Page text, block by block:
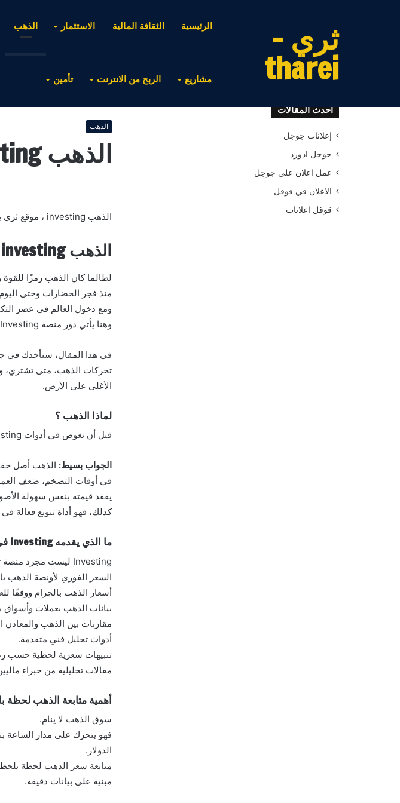
ثري -
tharei
الرئيسية الثقافة المالية الاستثمار الذهب
مشاريع الربح من الانترنت تأمين
الذهب
الذهب investing
الذهب investing ، موقع ثري يقدم لك عزيزي الزائر دليلك الشامل لفهم السوق الذهبي من خلال منصة واحدة .
الذهب investing
لطالما كان الذهب رمزًا للقوة
منذ فجر الحضارات وحتى
ومع دخول العالم في عصر
وهنا يأتي دور منصة Investing، أحد أبرز المواقع العالمية المتخصصة في عرض وتحليل الأسواق المالية، وعلى رأسها الذهب.
تحركات الذهب، متى تشتري،
الأغلى على الأرض.
لماذا الذهب ؟
قبل أن نغوص في أدوات Investing، من المهم أن نطرح السؤال الأساسي: لماذا يهتم الناس بالذهب إلى هذا الحد؟
الجواب بسيط: الذهب أصل
في أوقات التضخم، ضعف
يفقد قيمته بنفس سهولة
كذلك، فهو أداة تنويع فعالة
ما الذي يقدمه Investing في مجال الذهب ؟
Investing ليست مجرد منصة تعرض الأسعار فحسب، بل هي نظام متكامل للمعلومات المالية يقدم للمستخدم:
السعر الفوري لأونصة الذهب
أسعار الذهب بالجرام ووفقًا للعيارات
بيانات الذهب بعملات وأسواق
مقارنات بين الذهب والمعادن
أدوات تحليل فني متقدمة.
تنبيهات سعرية لحظية حسب
مقالات تحليلية من خبراء
أهمية متابعة الذهب لحظة
سوق الذهب لا ينام.
فهو يتحرك على مدار الساعة
الدولار.
مبنية على بيانات دقيقة.
أحدث المقالات
إعلانات جوجل
جوجل ادورد
عمل اعلان على جوجل
الاعلان في قوقل
قوقل اعلانات